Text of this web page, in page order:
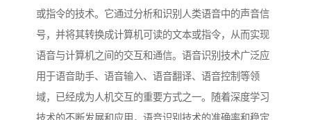
或指令的技术。它通过分析和识别人类语音中的声音信
号，并将其转换成计算机可读的文本或指令，从而实现
语音与计算机之间的交互和通信。语音识别技术广泛应
用于语音助手、语音输入、语音翻译、语音控制等领
域，已经成为人机交互的重要方式之一。随着深度学习